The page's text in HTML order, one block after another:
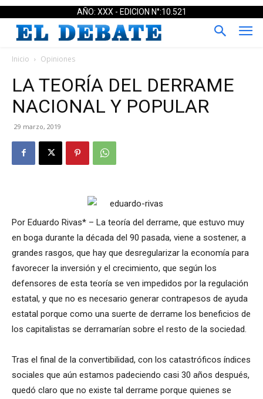
AÑO: XXX - EDICION N°:10.521
Inicio Opiniones
LA TEORÍA DEL DERRAME
NACIONAL Y POPULAR
29 marzo, 2019
Por Eduardo Rivas* – La teoría del derrame, que estuvo muy
en boga durante la década del 90 pasada, viene a sostener, a
grandes rasgos, que hay que desregularizar la economía para
favorecer la inversión y el crecimiento, que según los
defensores de esta teoría se ven impedidos por la regulación
estatal, y que no es necesario generar contrapesos de ayuda
estatal porque como una suerte de derrame los beneficios de
los capitalistas se derramarían sobre el resto de la sociedad.
Tras el final de la convertibilidad, con los catastróficos índices
sociales que aún estamos padeciendo casi 30 años después,
quedó claro que no existe tal derrame porque quienes se